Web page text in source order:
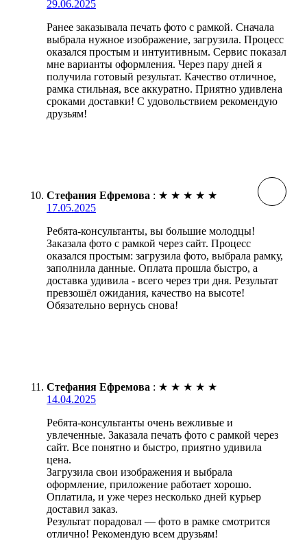
29.06.2025
Ранее заказывала печать фото с рамкой. Сначала
выбрала нужное изображение, загрузила. Процесс
оказался простым и интуитивным. Сервис показал
мне варианты оформления. Через пару дней я
получила готовый результат. Качество отличное,
рамка стильная, все аккуратно. Приятно удивлена
сроками доставки! С удовольствием рекомендую
друзьям!
Стефания Ефремова : ★ ★ ★ ★ ★
17.05.2025
Ребята-консультанты, вы большие молодцы!
Заказала фото с рамкой через сайт. Процесс
оказался простым: загрузила фото, выбрала рамку,
заполнила данные. Оплата прошла быстро, а
доставка удивила - всего через три дня. Результат
превзошёл ожидания, качество на высоте!
Обязательно вернусь снова!
Стефания Ефремова : ★ ★ ★ ★ ★
14.04.2025
Ребята-консультанты очень вежливые и
увлеченные. Заказала печать фото с рамкой через
сайт. Все понятно и быстро, приятно удивила
цена.
Загрузила свои изображения и выбрала
оформление, приложение работает хорошо.
Оплатила, и уже через несколько дней курьер
доставил заказ.
Результат порадовал — фото в рамке смотрится
отлично! Рекомендую всем друзьям!